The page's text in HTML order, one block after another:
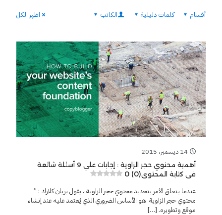
أقسام كلمات دليلية الكاتب اظهر الكل
14 ديسمبر، 2015
أهمية محتوي حجر الزاوية : إجابات علي 9 أسئلة شائعة
فى كتابة المحتوى0 (0)
عندما يتعلق الأمر بتحديد محتوي حجر الزاوية ، يقول بريان كلارك : ”
محتوي حجر الزاوية هو الأساس الضروري الذي يُعتمد عليه عند إنشاء
موقع وتطويره. […]